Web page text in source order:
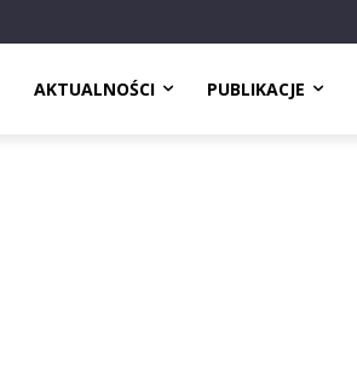
AKTUALNOŚCI PUBLIKACJE